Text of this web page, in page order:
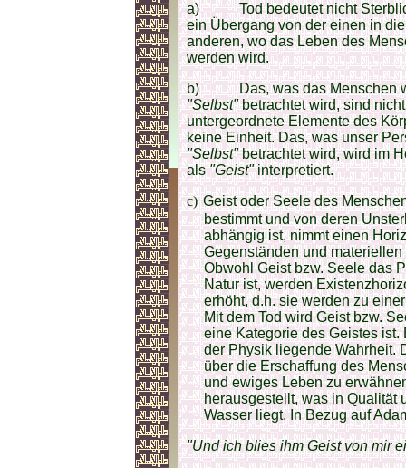
a) Tod bedeutet nicht
ein Übergang von der einen in
anderen, wo das Leben des
werden wird.
b) Das, was das Menschen
"Selbst"betrachtet wird, sind
untergeordnete Elemente des
keine Einheit. Das, was unser
"Selbst"betrachtet wird, wird im
als"Geist"interpretiert.
c)Geist oder Seele des
bestimmt und von deren
abhängig ist, nimmt einen
Gegenständen und
Obwohl Geist bzw. Seele das
Natur ist, werden
erhöht, d.h. sie werden zu
Mit dem Tod wird Geist bzw.
eine Kategorie des Geistes
der Physik liegende Wahrheit.
über die Erschaffung des
und ewiges Leben zu
herausgestellt, was in Qualität
Wasser liegt. In Bezug auf
"Und ich blies ihm Geist von mir